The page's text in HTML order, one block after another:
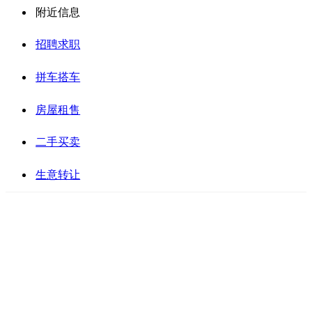
附近信息
招聘求职
拼车搭车
房屋租售
二手买卖
生意转让